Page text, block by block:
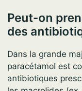
Peut-on
des
Dans la grande
paracétamol est
antibiotiques